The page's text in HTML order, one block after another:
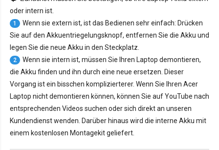
oder intern ist.
1
Wenn sie extern ist, ist das Bedienen sehr einfach: Drücken
Sie auf den Akkuentriegelungsknopf, entfernen Sie die Akku und
legen Sie die neue Akku in den Steckplatz.
2
Wenn sie intern ist, müssen Sie Ihren Laptop demontieren,
die Akku finden und ihn durch eine neue ersetzen. Dieser
Vorgang ist ein bisschen komplizierterer. Wenn Sie Ihren Acer
Laptop nicht demontieren können, können Sie auf YouTube nach
entsprechenden Videos suchen oder sich direkt an unseren
Kundendienst wenden. Darüber hinaus wird die interne Akku mit
einem kostenlosen Montagekit geliefert.